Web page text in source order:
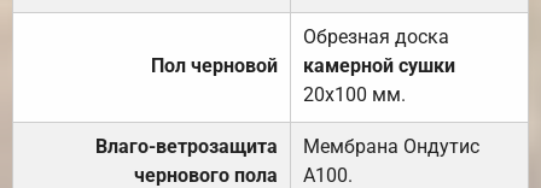
Пол черновой
Обрезная доска
камерной сушки
20х100 мм.
Влаго-ветрозащита
чернового пола
Мембрана Ондутис
А100.